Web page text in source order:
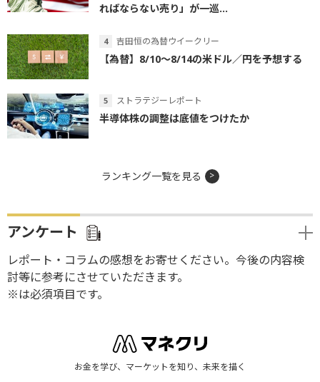
ればならない売り」が一巡...
吉田恒の為替ウイークリー
【為替】8/10～8/14の米ドル／円を予想する
ストラテジーレポート
半導体株の調整は底値をつけたか
ランキング一覧を見る
アンケート
レポート・コラムの感想をお寄せください。今後の内容検
討等に参考にさせていただきます。
※は必須項目です。
お金を学び、マーケットを知り、未来を描く